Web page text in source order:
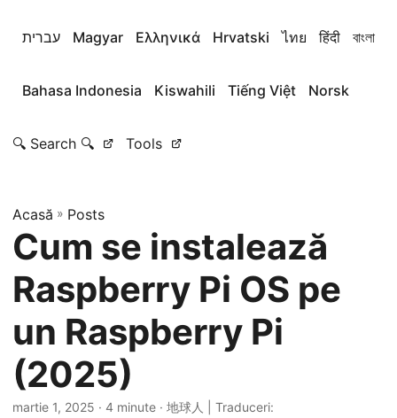
עברית Magyar Ελληνικά Hrvatski ไทย हिंदी বাংলা
Bahasa Indonesia Kiswahili Tiếng Việt Norsk
🔍 Search 🔍 Tools
Acasă » Posts
Cum se instalează
Raspberry Pi OS pe
un Raspberry Pi
(2025)
martie 1, 2025 · 4 minute · 地球人 | Traduceri: